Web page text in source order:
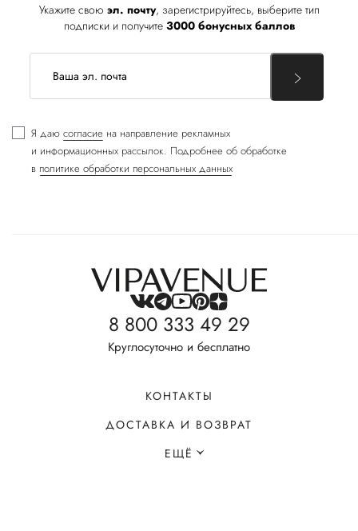
Укажите свою эл. почту, зарегистрируйтесь, выберите тип
подписки и получите 3000 бонусных баллов
Я даю согласие на направление рекламных
и информационных рассылок. Подробнее об обработке
в политике обработки персональных данных
8 800 333 49 29
Круглосуточно и бесплатно
КОНТАКТЫ
ДОСТАВКА И ВОЗВРАТ
ЕЩЁ